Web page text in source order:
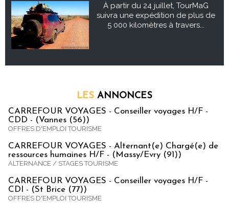
À partir du 24 juillet, TourMaG
suivra une expédition de plus de
5 000 kilomètres à travers...
LES ANNONCES
CARREFOUR VOYAGES - Conseiller voyages H/F -
CDD - (Vannes (56))
OFFRES D'EMPLOI TOURISME
CARREFOUR VOYAGES - Alternant(e) Chargé(e) de
ressources humaines H/F - (Massy/Evry (91))
ALTERNANCE / STAGES TOURISME
CARREFOUR VOYAGES - Conseiller voyages H/F -
CDI - (St Brice (77))
OFFRES D'EMPLOI TOURISME